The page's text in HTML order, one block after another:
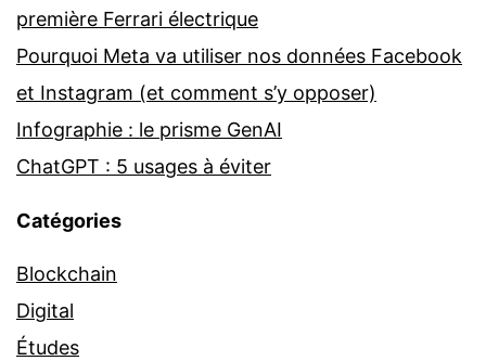
première Ferrari électrique
Pourquoi Meta va utiliser nos données Facebook
et Instagram (et comment s’y opposer)
Infographie : le prisme GenAI
ChatGPT : 5 usages à éviter
Catégories
Blockchain
Digital
Études